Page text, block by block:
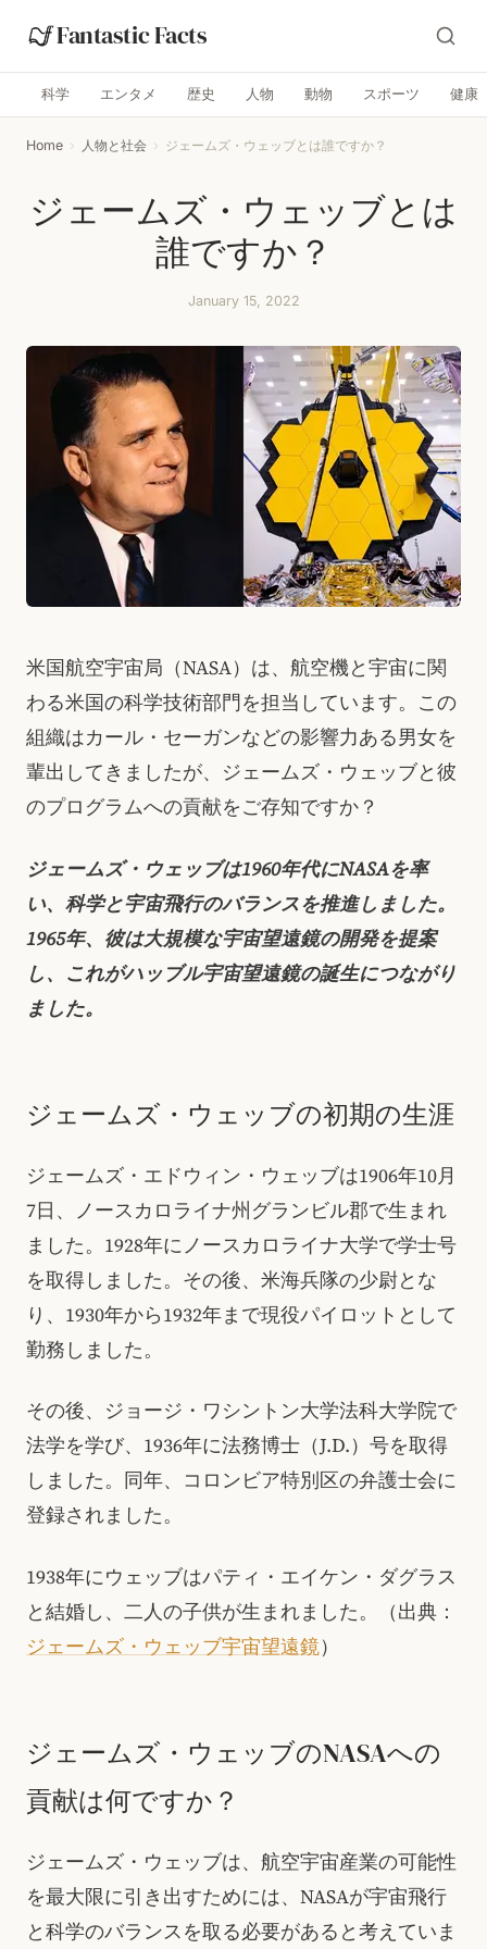
Fantastic Facts
科学 エンタメ 歴史 人物 動物 スポーツ 健康
Home › 人物と社会 › ジェームズ・ウェッブとは誰ですか？
ジェームズ・ウェッブとは
誰ですか？
January 15, 2022
米国航空宇宙局（NASA）は、航空機と宇宙に関
わる米国の科学技術部門を担当しています。この
組織はカール・セーガンなどの影響力ある男女を
輩出してきましたが、ジェームズ・ウェッブと彼
のプログラムへの貢献をご存知ですか？
ジェームズ・ウェッブは1960年代にNASAを率
い、科学と宇宙飛行のバランスを推進しました。
1965年、彼は大規模な宇宙望遠鏡の開発を提案
し、これがハッブル宇宙望遠鏡の誕生につながり
ました。
ジェームズ・ウェッブの初期の生涯
ジェームズ・エドウィン・ウェッブは1906年10月
7日、ノースカロライナ州グランビル郡で生まれ
ました。1928年にノースカロライナ大学で学士号
を取得しました。その後、米海兵隊の少尉とな
り、1930年から1932年まで現役パイロットとして
勤務しました。
その後、ジョージ・ワシントン大学法科大学院で
法学を学び、1936年に法務博士（J.D.）号を取得
しました。同年、コロンビア特別区の弁護士会に
登録されました。
1938年にウェッブはパティ・エイケン・ダグラス
と結婚し、二人の子供が生まれました。（出典：
ジェームズ・ウェッブ宇宙望遠鏡）
ジェームズ・ウェッブのNASAへの
貢献は何ですか？
ジェームズ・ウェッブは、航空宇宙産業の可能性
を最大限に引き出すためには、NASAが宇宙飛行
と科学のバランスを取る必要があると考えていま